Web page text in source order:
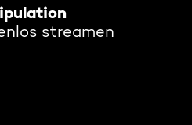
streamen